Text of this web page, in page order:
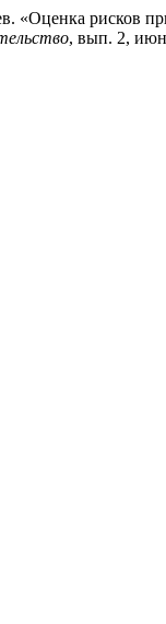
«Оценка рисков
, вып. 2,